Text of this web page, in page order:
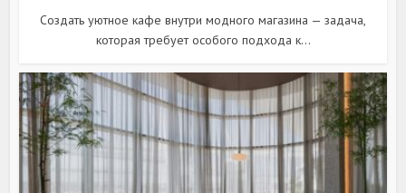
Создать уютное кафе внутри модного магазина — задача,
которая требует особого подхода к...